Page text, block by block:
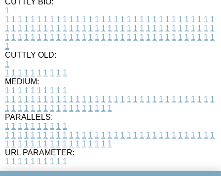
1
1 1 1 1 1 1 1 1 1 1 1 1 1 1 1 1 1 1 1 1 1 1 1 1 1 1 1 1 1 1 1 1 1
1 1 1 1 1 1 1 1 1 1 1 1 1 1 1 1 1 1 1 1 1 1 1 1 1 1 1 1 1 1 1 1 1
1 1 1 1 1 1 1 1 1 1 1 1 1 1 1 1 1 1 1 1 1 1 1 1 1 1 1 1 1 1 1 1 1
1
CUTTLY OLD:
1
1 1 1 1 1 1 1 1 1 1
MEDIUM:
1 1 1 1 1 1 1 1 1 1
1 1 1 1 1 1 1 1 1 1 1 1 1 1 1 1 1 1 1 1 1 1 1 1 1 1 1 1 1 1 1 1 1
1 1 1 1 1 1 1 1 1 1 1 1 1 1 1 1 1
PARALLELS:
1 1 1 1 1 1 1 1 1 1
1 1 1 1 1 1 1 1 1 1 1 1 1 1 1 1 1 1 1 1 1 1 1 1 1 1 1 1 1 1 1 1 1
1 1 1 1 1 1 1 1 1 1 1 1 1 1 1 1 1
URL PARAMETER:
1 1 1 1 1 1 1 1 1 1